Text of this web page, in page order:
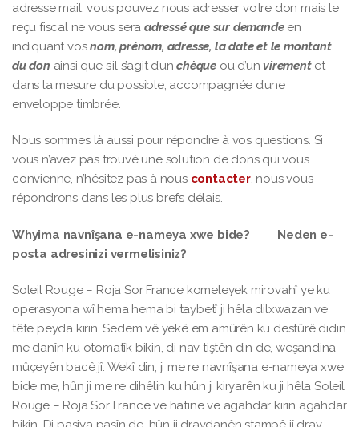
adresse mail, vous pouvez nous adresser votre don mais le
reçu fiscal ne vous seraadressé que sur demandeen
indiquant vosnom, prénom, adresse, la date et le montant
du don ainsi que s’il s’agit d’unchèque ou d’unvirement et
dans la mesure du possible, accompagnée d’une
enveloppe timbrée.
Nous sommes là aussi pour répondre à vos questions. Si
vous n’avez pas trouvé une solution de dons qui vous
convienne, n’hésitez pas à nous contacter, nous vous
répondrons dans les plus brefs délais.
Whyima navnîşana e-nameya xwe bide? Neden e-
posta adresinizi vermelisiniz?
Soleil Rouge – Roja Sor France komeleyek mirovahî ye ku
operasyona wî hema hema bi taybetî ji hêla dilxwazan ve
tête peyda kirin. Sedem vê yekê em amûrên ku destûrê didin
me danîn ku otomatîk bikin, di nav tiştên din de, weşandina
mûçeyên bacê jî. Wekî din, ji me re navnîşana e-nameya xwe
bide me, hûn ji me re dihêlin ku hûn ji kiryarên ku ji hêla Soleil
Rouge – Roja Sor France ve hatine ve agahdar kirin agahdar